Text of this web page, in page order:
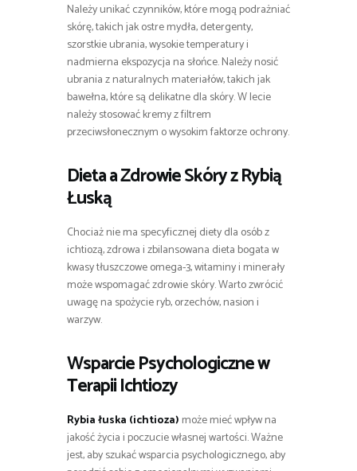
Należy unikać czynników, które mogą podrażniać
skórę, takich jak ostre mydła, detergenty,
szorstkie ubrania, wysokie temperatury i
nadmierna ekspozycja na słońce. Należy nosić
ubrania z naturalnych materiałów, takich jak
bawełna, które są delikatne dla skóry. W lecie
należy stosować kremy z filtrem
przeciwsłonecznym o wysokim faktorze ochrony.
Dieta a Zdrowie Skóry z Rybią
Łuską
Chociaż nie ma specyficznej diety dla osób z
ichtiozą, zdrowa i zbilansowana dieta bogata w
kwasy tłuszczowe omega-3, witaminy i minerały
może wspomagać zdrowie skóry. Warto zwrócić
uwagę na spożycie ryb, orzechów, nasion i
warzyw.
Wsparcie Psychologiczne w
Terapii Ichtiozy
Rybia łuska (ichtioza) może mieć wpływ na
jakość życia i poczucie własnej wartości. Ważne
jest, aby szukać wsparcia psychologicznego, aby